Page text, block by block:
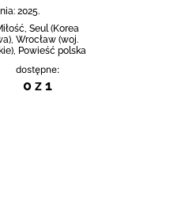
2025.
Seul (Korea
Wrocław (woj.
Powieść polska
dostępne:
0 z 1